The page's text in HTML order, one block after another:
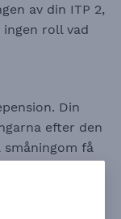
av din ITP 2,
roll vad
Din
efter den
få
För att göra